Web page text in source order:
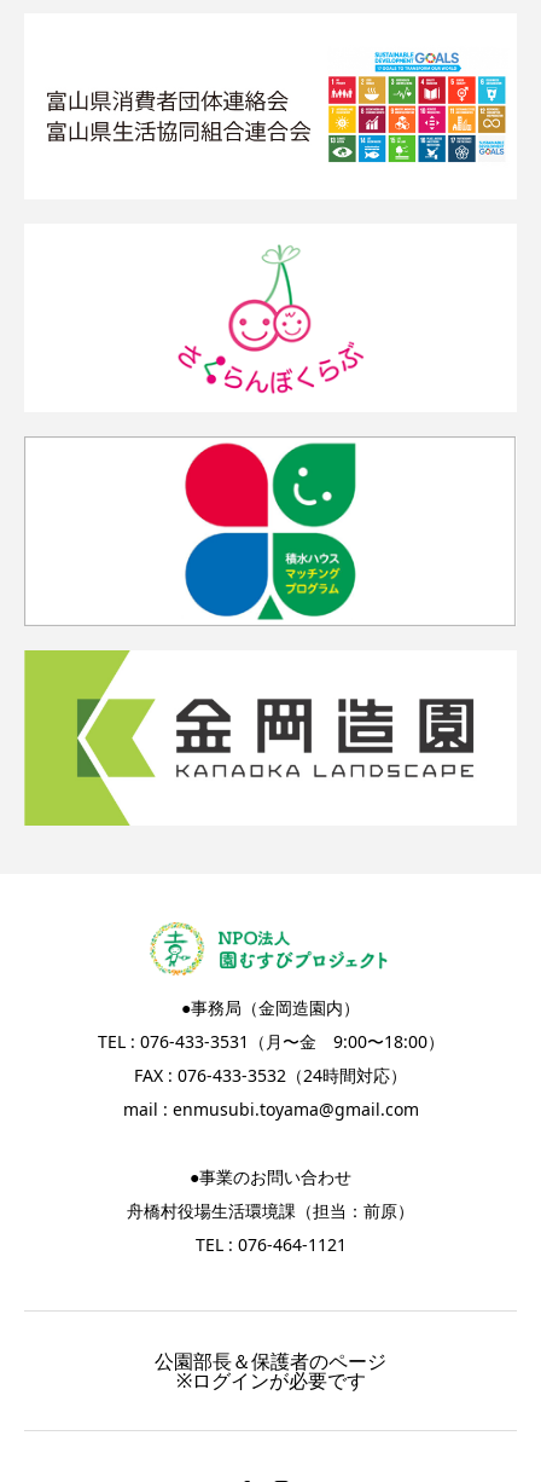
●事務局（金岡造園内）
TEL : 076-433-3531（月〜金 9:00〜18:00）
FAX : 076-433-3532（24時間対応）
mail : enmusubi.toyama@gmail.com
●事業のお問い合わせ
舟橋村役場生活環境課（担当：前原）
TEL : 076-464-1121
公園部長＆保護者のページ
※ログインが必要です